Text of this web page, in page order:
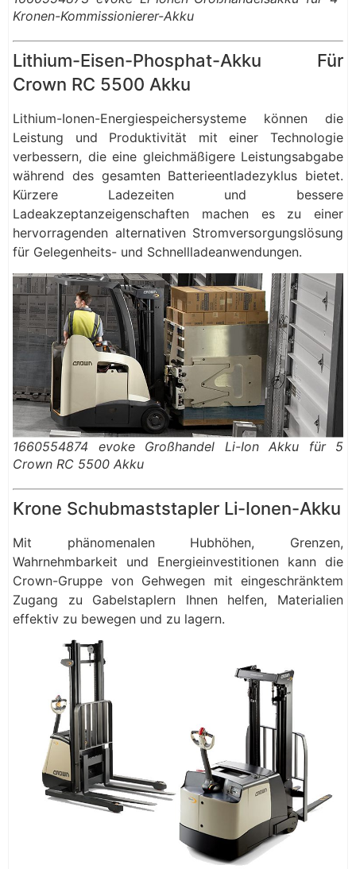
Kronen-Kommissionierer-Akku
Lithium-Eisen-Phosphat-Akku Für
Crown RC 5500 Akku
Lithium-Ionen-Energiespeichersysteme können die
Leistung und Produktivität mit einer Technologie
verbessern, die eine gleichmäßigere Leistungsabgabe
während des gesamten Batterieentladezyklus bietet.
Kürzere Ladezeiten und bessere
Ladeakzeptanzeigenschaften machen es zu einer
hervorragenden alternativen Stromversorgungslösung
für Gelegenheits- und Schnellladeanwendungen.
1660554874 evoke Großhandel Li-Ion Akku für 5
Crown RC 5500 Akku
Krone Schubmaststapler Li-Ionen-Akku
Mit phänomenalen Hubhöhen, Grenzen,
Wahrnehmbarkeit und Energieinvestitionen kann die
Crown-Gruppe von Gehwegen mit eingeschränktem
Zugang zu Gabelstaplern Ihnen helfen, Materialien
effektiv zu bewegen und zu lagern.